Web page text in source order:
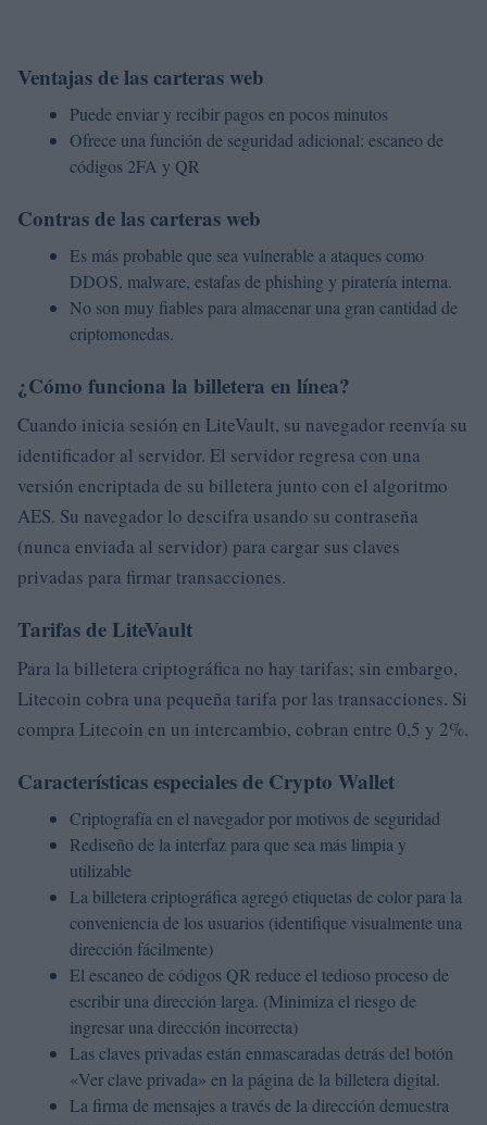
Ventajas de las carteras web
Puede enviar y recibir pagos en pocos minutos
Ofrece una función de seguridad adicional: escaneo de
códigos 2FA y QR
Contras de las carteras web
Es más probable que sea vulnerable a ataques como
DDOS, malware, estafas de phishing y piratería interna.
No son muy fiables para almacenar una gran cantidad de
criptomonedas.
¿Cómo funciona la billetera en línea?
Cuando inicia sesión en LiteVault, su navegador reenvía su
identificador al servidor. El servidor regresa con una
versión encriptada de su billetera junto con el algoritmo
AES. Su navegador lo descifra usando su contraseña
(nunca enviada al servidor) para cargar sus claves
privadas para firmar transacciones.
Tarifas de LiteVault
Para la billetera criptográfica no hay tarifas; sin embargo,
Litecoin cobra una pequeña tarifa por las transacciones. Si
compra Litecoin en un intercambio, cobran entre 0,5 y 2%.
Características especiales de Crypto Wallet
Criptografía en el navegador por motivos de seguridad
Rediseño de la interfaz para que sea más limpia y
utilizable
La billetera criptográfica agregó etiquetas de color para la
conveniencia de los usuarios (identifique visualmente una
dirección fácilmente)
El escaneo de códigos QR reduce el tedioso proceso de
escribir una dirección larga. (Minimiza el riesgo de
ingresar una dirección incorrecta)
Las claves privadas están enmascaradas detrás del botón
«Ver clave privada» en la página de la billetera digital.
La firma de mensajes a través de la dirección demuestra